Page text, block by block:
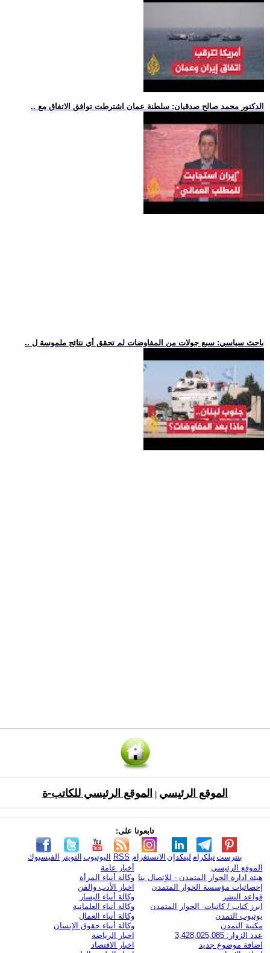
.. الدكتور محمد صالح صدقيان: سلطنة عمان اشترطت توافق الاتفاق مع
.. باحث سياسي: سبع جولات من المفاوضات لم تحقق أي نتائج ملموسة ل
الموقع الرئيسي الموقع الرئيسي للكاتب-ة
تابعونا على:
الفيسبوك التويتر اليوتيوب RSS الانستغرام لينكدإن تيلكرامبنترست
الموقع الرئيسي
هيئة ادارة الحوار المتمدن - للإتصال بنا
إحصائيات مؤسسة الحوار المتمدن
قواعد النشر
ابرز كتاب / كاتبات الحوار المتمدن
يوتيوب التمدن
مكتبة التمدن
عدد الزوار: 3,428,025,085
اضافة موضوع جديد
أخبار عامة
وكالة أنباء المرأة
اخبار الأدب والفن
وكالة أنباء اليسار
وكالة أنباء العلمانية
وكالة أنباء العمال
وكالة أنباء حقوق الإنسان
اخبار الرياضة
اخبار الاقتصاد